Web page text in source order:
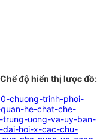
Chế độ hiển thị lược đồ:
chuong-trinh-phoi-
he-chat-che-
uong-va-uy-ban-
hoi-x-cac-chu-